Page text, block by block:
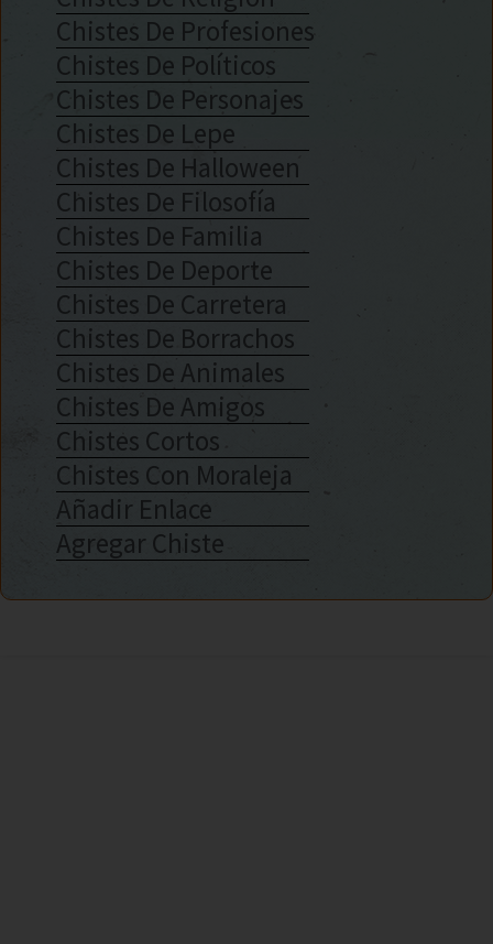
Chistes De Profesiones
Chistes De Políticos
Chistes De Personajes
Chistes De Lepe
Chistes De Halloween
Chistes De Filosofía
Chistes De Familia
Chistes De Deporte
Chistes De Carretera
Chistes De Borrachos
Chistes De Animales
Chistes De Amigos
Chistes Cortos
Chistes Con Moraleja
Añadir Enlace
Agregar Chiste